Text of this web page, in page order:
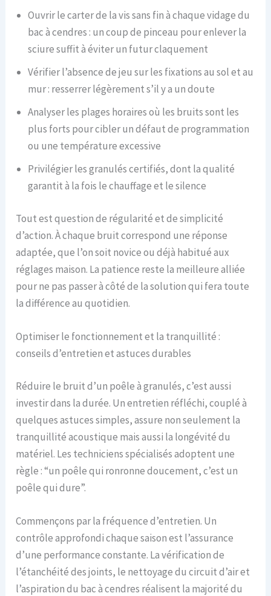
Ouvrir le carter de la vis sans fin à chaque vidage du
bac à cendres : un coup de pinceau pour enlever la
sciure suffit à éviter un futur claquement
Vérifier l’absence de jeu sur les fixations au sol et au
mur : resserrer légèrement s’il y a un doute
Analyser les plages horaires où les bruits sont les
plus forts pour cibler un défaut de programmation
ou une température excessive
Privilégier les granulés certifiés, dont la qualité
garantit à la fois le chauffage et le silence
Tout est question de régularité et de simplicité
d’action. À chaque bruit correspond une réponse
adaptée, que l’on soit novice ou déjà habitué aux
réglages maison. La patience reste la meilleure alliée
pour ne pas passer à côté de la solution qui fera toute
la différence au quotidien.
Optimiser le fonctionnement et la tranquillité :
conseils d’entretien et astuces durables
Réduire le bruit d’un poêle à granulés, c’est aussi
investir dans la durée. Un entretien réfléchi, couplé à
quelques astuces simples, assure non seulement la
tranquillité acoustique mais aussi la longévité du
matériel. Les techniciens spécialisés adoptent une
règle : “un poêle qui ronronne doucement, c’est un
poêle qui dure”.
Commençons par la fréquence d’entretien. Un
contrôle approfondi chaque saison est l’assurance
d’une performance constante. La vérification de
l’étanchéité des joints, le nettoyage du circuit d’air et
l’aspiration du bac à cendres réalisent la majorité du